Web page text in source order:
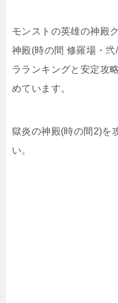
モンストの英雄の神殿
神殿(時の間 修羅場・
ラランキングと安定攻
めています。
獄炎の神殿(時の間2)を
い。